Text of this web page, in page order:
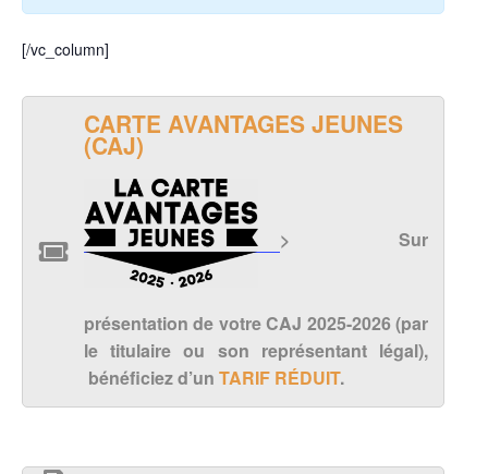
[/vc_column]
CARTE AVANTAGES JEUNES
(CAJ)
> Sur
présentation de votre CAJ 2025-2026 (par
le titulaire ou son représentant légal),
bénéficiez d’un TARIF RÉDUIT.